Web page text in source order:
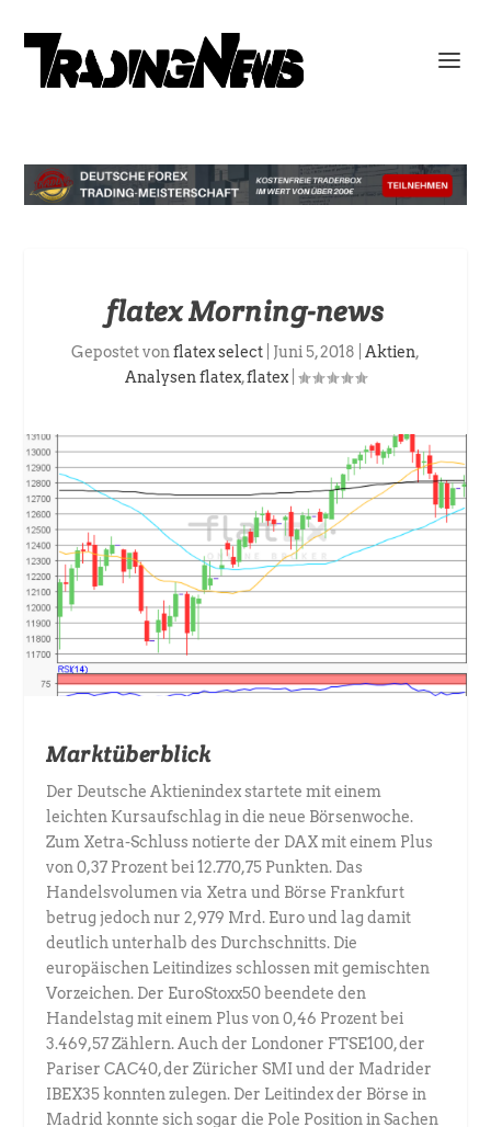
flatex Morning-news
Gepostet vonflatex select Juni 5, 2018 Aktien,
Analysen flatex,flatex
Marktüberblick
Der Deutsche Aktienindex startete mit einem
leichten Kursaufschlag in die neue Börsenwoche.
Zum Xetra-Schluss notierte der DAX mit einem Plus
von 0,37 Prozent bei 12.770,75 Punkten. Das
Handelsvolumen via Xetra und Börse Frankfurt
betrug jedoch nur 2,979 Mrd. Euro und lag damit
deutlich unterhalb des Durchschnitts. Die
europäischen Leitindizes schlossen mit gemischten
Vorzeichen. Der EuroStoxx50 beendete den
Handelstag mit einem Plus von 0,46 Prozent bei
3.469,57 Zählern. Auch der Londoner FTSE100, der
Pariser CAC40, der Züricher SMI und der Madrider
IBEX35 konnten zulegen. Der Leitindex der Börse in
Madrid konnte sich sogar die Pole Position in Sachen